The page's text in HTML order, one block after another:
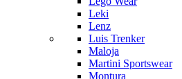
Leki
Lenz
Luis Trenker
Maloja
Martini Sportswear
Montura